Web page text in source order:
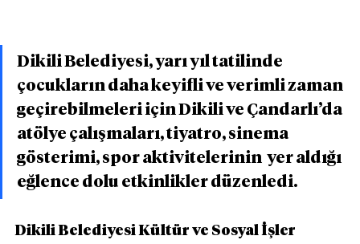
Dikili Belediyesi, yarı yıl tatilinde
çocukların daha keyifli ve verimli zaman
geçirebilmeleri için Dikili ve Çandarlı’da
atölye çalışmaları, tiyatro, sinema
gösterimi, spor aktivitelerinin  yer aldığı
eğlence dolu etkinlikler düzenledi.
Dikili Belediyesi Kültür ve Sosyal İşler